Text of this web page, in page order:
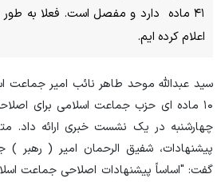
اعلام کرده ایم.
سید عبدالله موحد طاهر نائب امیر جماعت
۱۰ ماده ای حزب جماعت اسلامی برای
چهارشنبه در یک نشست خبری ارائه داد.
پیشنهادات، شفیق الرحمان امیر ( رهبر